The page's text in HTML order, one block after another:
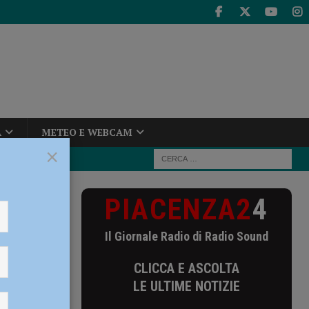
METEO E WEBCAM
PIACENZA24
Il Giornale Radio di Radio Sound
CLICCA E ASCOLTA
LE ULTIME NOTIZIE
×